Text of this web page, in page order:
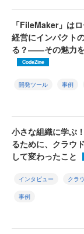
「FileMaker」は
経営にインパクト
る？――その魅力
CodeZine
開発ツール 事例
小さな組織に学ぶ
るために、クラウ
して変わったこと
インタビュー クラ
事例